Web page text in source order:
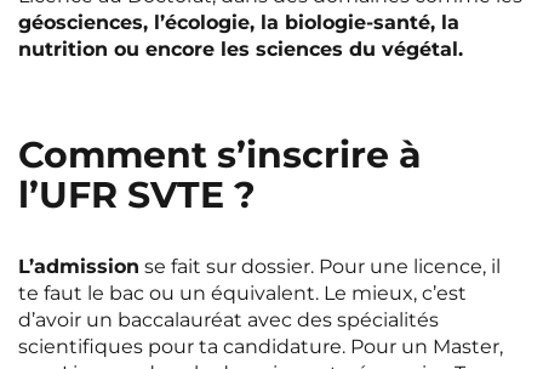
Voir toutes les villes
Saint-Denis Saint-Etienne
Valenciennes
géosciences, l’écologie, la biologie-santé, la
nutrition ou encore les sciences du végétal.
Comment s’inscrire à
l’UFR SVTE ?
L’admission se fait sur dossier. Pour une licence, il
te faut le bac ou un équivalent. Le mieux, c’est
d’avoir un baccalauréat avec des spécialités
scientifiques pour ta candidature. Pour un Master,